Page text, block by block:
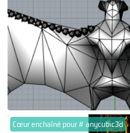
Cœur enchaîné pour # anycubic3d